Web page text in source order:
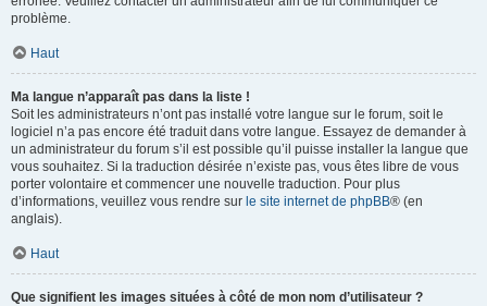
problème.
Haut
Ma langue n’apparaît pas dans la liste !
Soit les administrateurs n’ont pas installé votre langue sur le forum, soit le
logiciel n’a pas encore été traduit dans votre langue. Essayez de demander à
un administrateur du forum s’il est possible qu’il puisse installer la langue que
vous souhaitez. Si la traduction désirée n’existe pas, vous êtes libre de vous
porter volontaire et commencer une nouvelle traduction. Pour plus
d’informations, veuillez vous rendre sur le site internet de phpBB® (en
anglais).
Haut
Que signifient les images situées à côté de mon nom d’utilisateur ?